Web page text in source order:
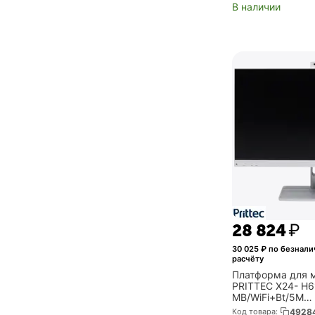
В наличии
28 824₽
30 025 ₽ по
расчёту
Платформа для
PRITTEC X24-
MB/WiFi+Bt/5M
Camera/
Код товара: